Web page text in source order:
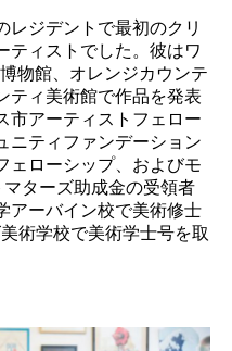
ジデントで最初のクリ
ティストでした。彼はワ
物館、オレンジカウンテ
ティ美術館で作品を発表
市アーティストフェロー
ニティファンデーション
ェローシップ、およびモ
ターズ助成金の受領者
アーバイン校で美術修士
術学校で美術学士号を取